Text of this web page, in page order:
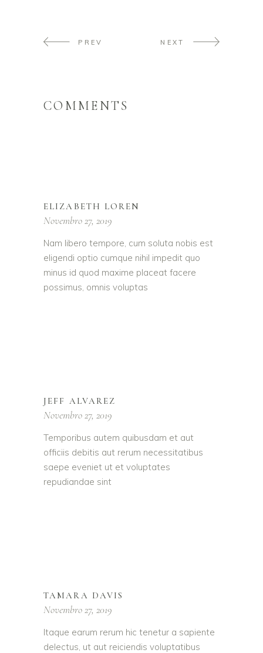
PREV NEXT
COMMENTS
ELIZABETH LOREN
Novembro 27, 2019
Nam libero tempore, cum soluta nobis est
eligendi optio cumque nihil impedit quo
minus id quod maxime placeat facere
possimus, omnis voluptas
JEFF ALVAREZ
Novembro 27, 2019
Temporibus autem quibusdam et aut
officiis debitis aut rerum necessitatibus
saepe eveniet ut et voluptates
repudiandae sint
TAMARA DAVIS
Novembro 27, 2019
Itaque earum rerum hic tenetur a sapiente
delectus, ut aut reiciendis voluptatibus